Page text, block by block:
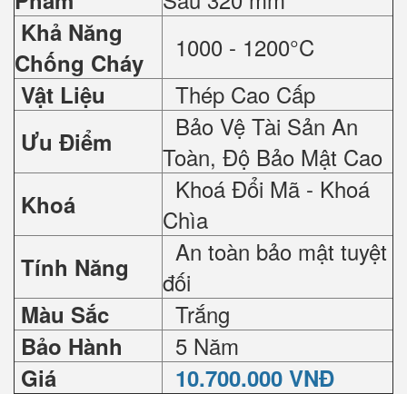
Khả Năng
Chống Cháy
1000 - 1200°C
Vật Liệu Thép Cao Cấp
Ưu Điểm
Bảo Vệ Tài Sản An
Toàn, Độ Bảo Mật Cao
Khoá
Khoá Đổi Mã - Khoá
Chìa
Tính Năng
An toàn bảo mật tuyệt
đối
Màu Sắc Trắng
Bảo Hành 5 Năm
Giá 10.700.000 VNĐ